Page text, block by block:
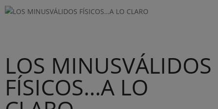
LOS MINUSVÁLIDOS
FÍSICOS…A LO